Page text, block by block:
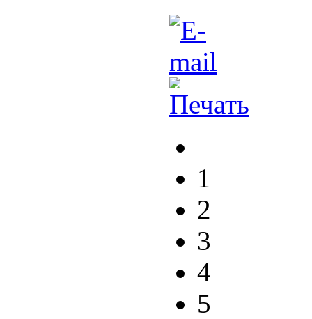
1
2
3
4
5